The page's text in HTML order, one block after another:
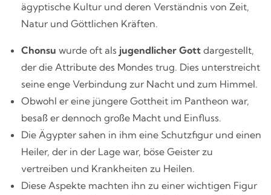
ägyptische Kultur und deren Verständnis von Zeit,
Natur und Göttlichen Kräften.
Chonsu wurde oft als jugendlicher Gott dargestellt,
der die Attribute des Mondes trug. Dies unterstreicht
seine enge Verbindung zur Nacht und zum Himmel.
Obwohl er eine jüngere Gottheit im Pantheon war,
besaß er dennoch große Macht und Einfluss.
Die Ägypter sahen in ihm eine Schutzfigur und einen
Heiler, der in der Lage war, böse Geister zu
vertreiben und Krankheiten zu Heilen.
Diese Aspekte machten ihn zu einer wichtigen Figur